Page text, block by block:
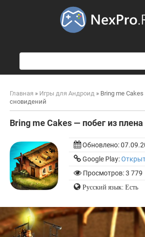
о
и
к
Главная » Игры для Андроид » Bring me
сновидений
Bring me Cakes — побег из
Обновлено:
Google Play:
Просмотров: 3 779
Русский язык: Есть